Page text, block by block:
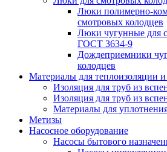
Люки полимерно-
смотровых колодцев
Люки чугунные для
ГОСТ 3634-9
Дождеприемники
колодцев
Материалы для теплоизоляции
Изоляция для труб из
Изоляция для труб из
Материалы для
Метизы
Насосное оборудование
Насосы бытового